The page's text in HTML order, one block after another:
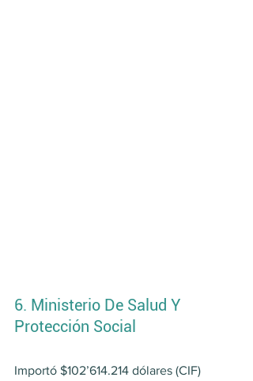
6. Ministerio De Salud Y
Protección Social
Importó $102’614.214 dólares (CIF)